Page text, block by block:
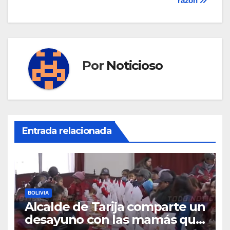
Por Noticioso
Entrada relacionada
BOLIVIA
Alcalde de Tarija comparte un
desayuno con las mamás que